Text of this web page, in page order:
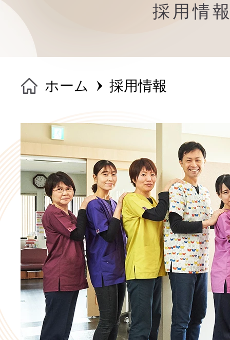
ホーム
院長紹介
医院のご紹介
お悩み別メニュー
治療費について
浅井歯科ブログ
採用情
ホーム 採用情報